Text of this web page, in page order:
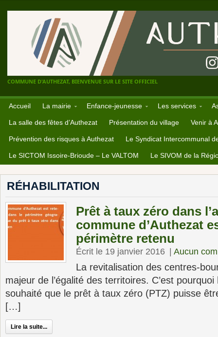
COMMUNE D'AUTHEZAT, BIENVENUE SUR LE SITE OFFICIEL
Accueil La mairie Enfance-jeunesse Les services
La salle des fêtes d’Authezat Présentation du village Venir à
Prévention des risques à Authezat Le Syndicat Intercommunal
Le SICTOM Issoire-Brioude – Le VALTOM Le SIVOM de la
RÉHABILITATION
Prêt à taux zéro dans
commune d’Authezat
périmètre retenu
Écrit le 19 janvier 2016 Aucun
La revitalisation des centres-
majeur de l’égalité des territoires. C’est
souhaité que le prêt à taux zéro (PTZ) puisse
[…]
Lire la suite...